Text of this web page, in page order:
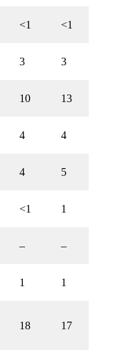
<1 <1
3 3
10 13
4 4
4 5
<1 1
– –
1 1
18 17